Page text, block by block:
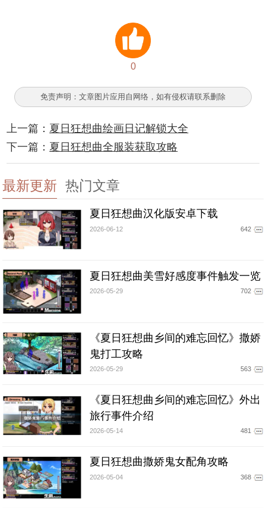
0
免责声明：文章图片应用自网络，如有侵权请联系删除
上一篇： 夏日狂想曲绘画日记解锁大全
下一篇： 夏日狂想曲全服装获取攻略
最新更新 热门文章
夏日狂想曲汉化版安卓下载
2026-06-12 642
夏日狂想曲美雪好感度事件触发一览
2026-05-29 702
《夏日狂想曲乡间的难忘回忆》撒娇
鬼打工攻略
2026-05-29 563
《夏日狂想曲乡间的难忘回忆》外出
旅行事件介绍
2026-05-14 481
夏日狂想曲撒娇鬼女配角攻略
2026-05-04 368